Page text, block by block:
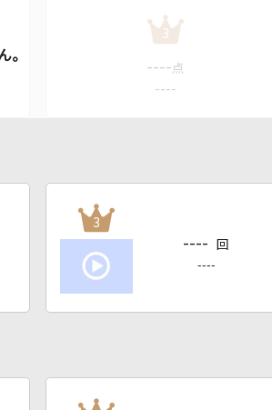
3
---- 点
----
3
---- 回
----